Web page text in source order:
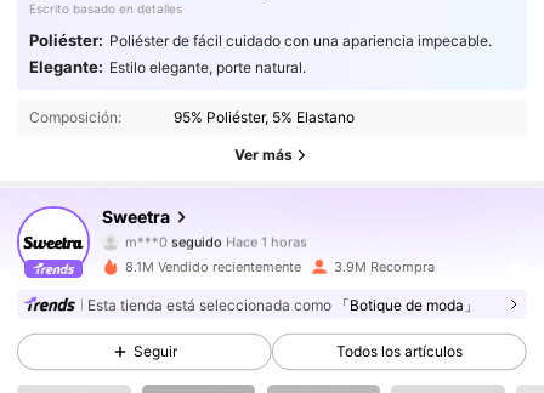
Escrito basado en detalles
Poliéster: Poliéster de fácil cuidado con una apariencia impecable.
Elegante: Estilo elegante, porte natural.
Composición: 95% Poliéster, 5% Elastano
Ver más
Sweetra
4,86 1.5M Seguidores
4,86 1.5M Seguidores
m***0seguido
4,86
1.5M Seguidores
4,86 1.5M Seguidores
4,86 1.5M Seguidores
8.1M Vendido recientemente 3.9M Recompra
Esta tienda está seleccionada como 「Botique de moda」
Seguir Todos los artículos